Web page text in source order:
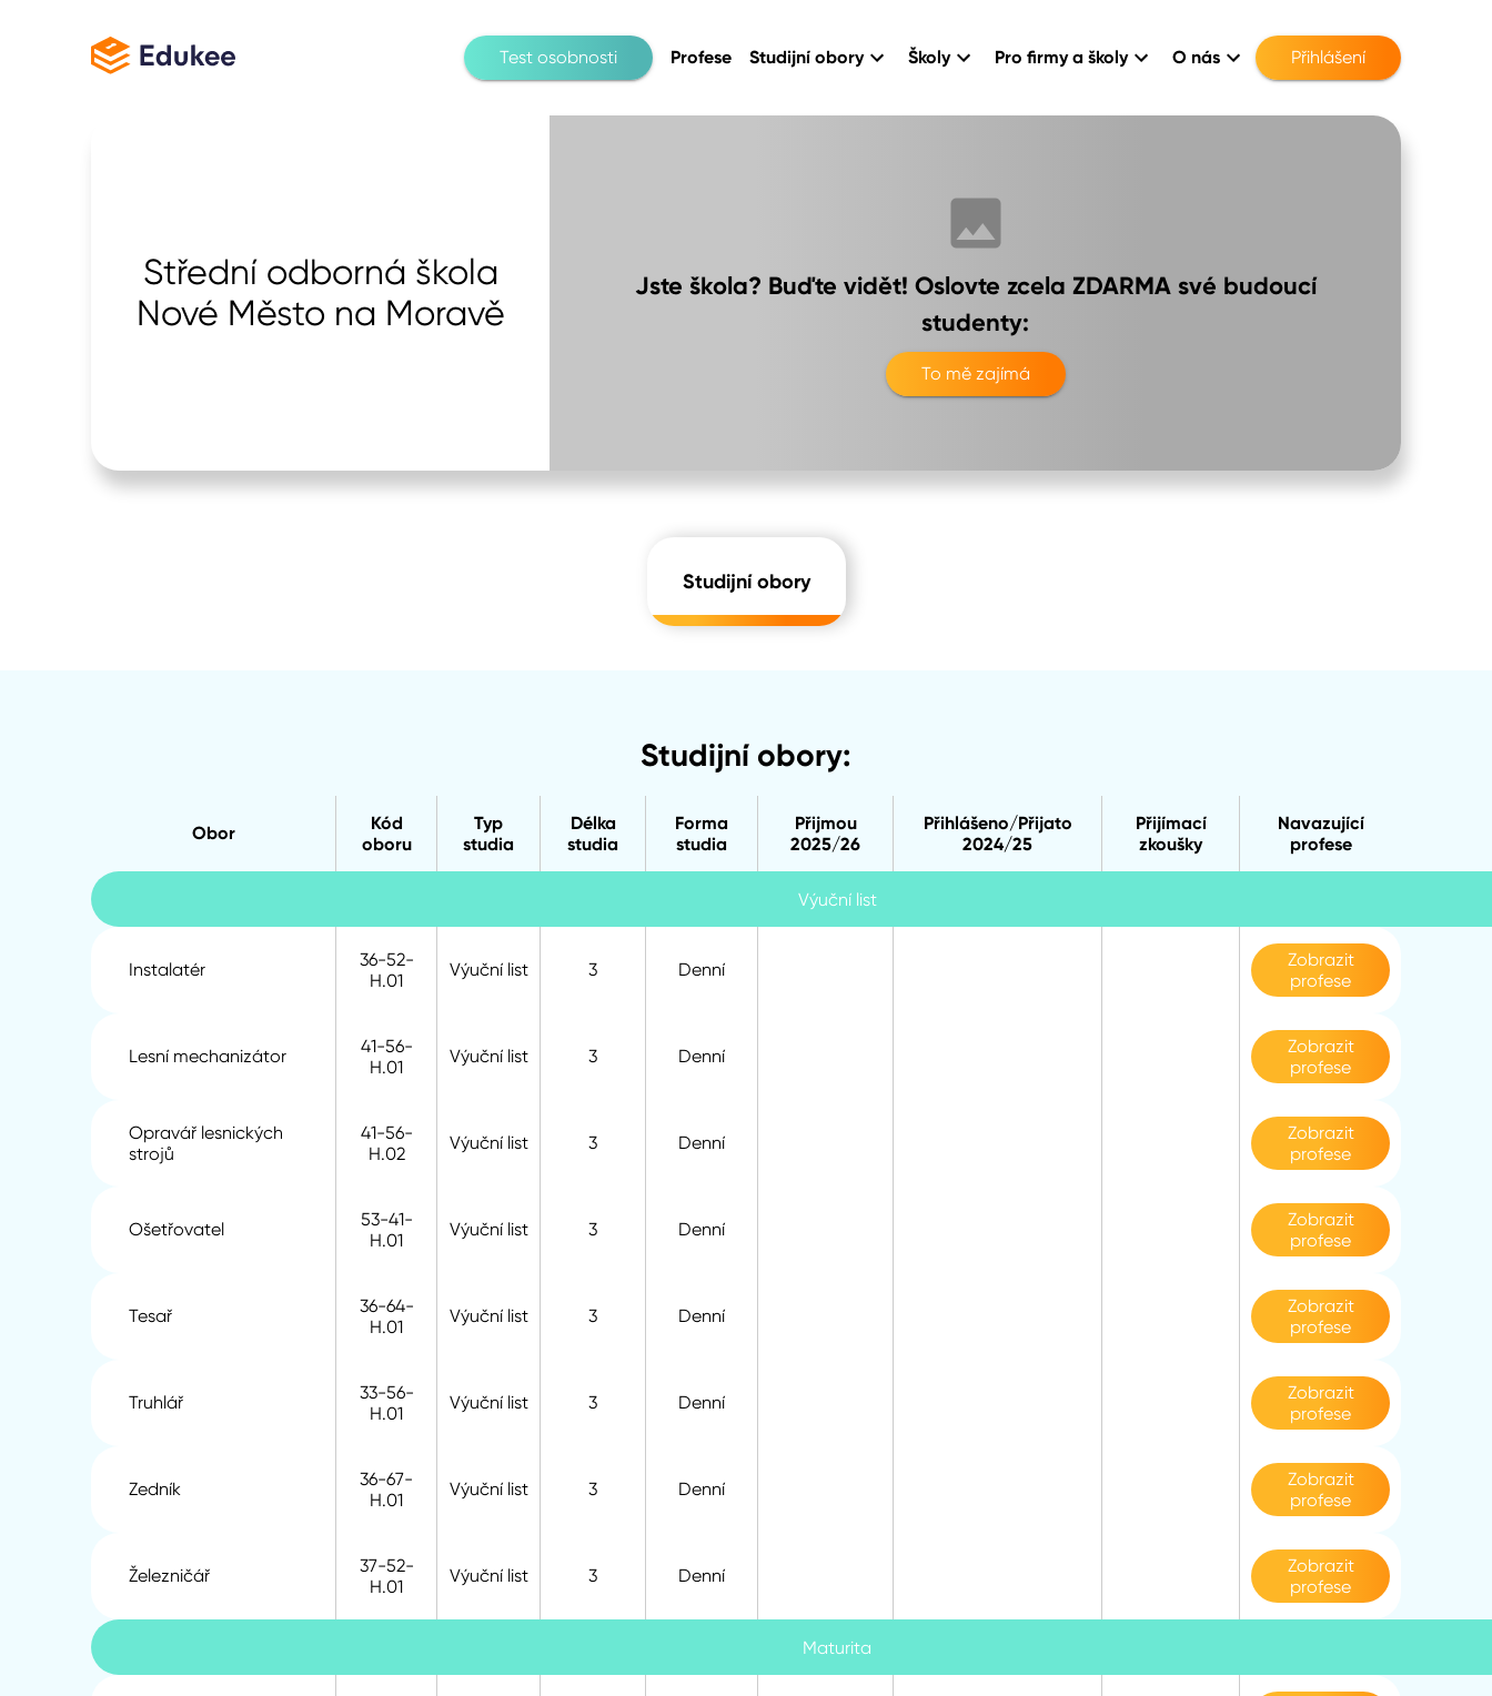
Test osobnosti Profese Studijní obory Školy Pro firmy a školy O nás Přihlášení
Střední odborná škola
Nové Město na Moravě
Jste škola? Buďte vidět! Oslovte zcela ZDARMA své budoucí
studenty:
To mě zajímá
Studijní obory
Studijní obory:
Obor
Kód
oboru
Typ
studia
Délka
studia
Forma
studia
Přijmou
2025/26
Přihlášeno/Přijato
2024/25
Přijímací
zkoušky
Navazující
profese
Výuční list
Instalatér
36-52-
H.01
Výuční list 3 Denní
Zobrazit
profese
Lesní mechanizátor
41-56-
H.01
Výuční list 3 Denní
Zobrazit
profese
Opravář lesnických
strojů
41-56-
H.02
Výuční list 3 Denní
Zobrazit
profese
Ošetřovatel
53-41-
H.01
Výuční list 3 Denní
Zobrazit
profese
Tesař
36-64-
H.01
Výuční list 3 Denní
Zobrazit
profese
Truhlář
33-56-
H.01
Výuční list 3 Denní
Zobrazit
profese
Zedník
36-67-
H.01
Výuční list 3 Denní
Zobrazit
profese
Železničář
37-52-
H.01
Výuční list 3 Denní
Zobrazit
profese
Maturita